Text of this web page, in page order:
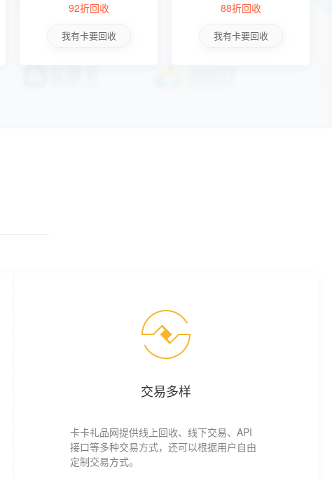
92折回收
我有卡要回收
88折回收
我有卡要回收
交易多样
卡卡礼品网提供线上回收、线下交易、API
接口等多种交易方式，还可以根据用户自由
定制交易方式。